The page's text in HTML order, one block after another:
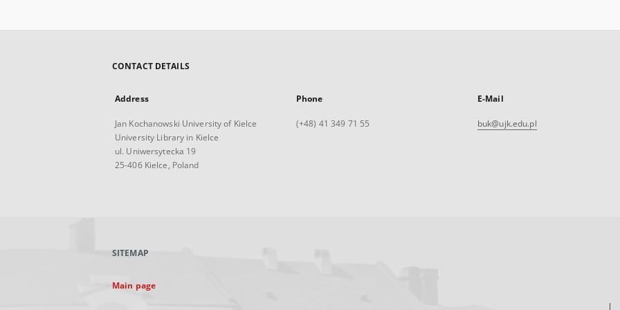
CONTACT DETAILS
Address
Jan Kochanowski University of Kielce
University Library in Kielce
ul. Uniwersytecka 19
25-406 Kielce, Poland
Phone
(+48) 41 349 71 55
E-Mail
buk@ujk.edu.pl
SITEMAP
Main page